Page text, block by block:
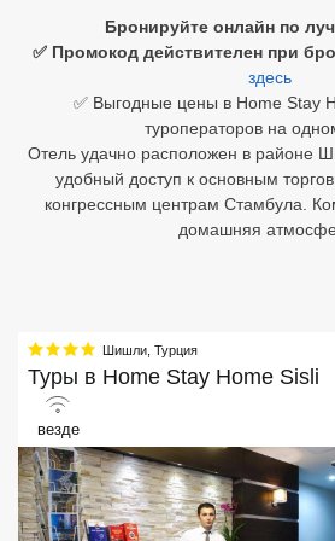
Бронируйте онлайн по
✅ Промокод действителен при
здесь
✅ Выгодные цены в Home Stay
туроператоров на
Отель удачно расположен в районе
удобный доступ к основным
конгрессным центрам Стамбула.
домашняя
Шишли Турция
Туры в Home Stay Home Sisli
везде
Египет
Бали
Южный Гоа
Занзибар
Абхазия
Большой Сочи